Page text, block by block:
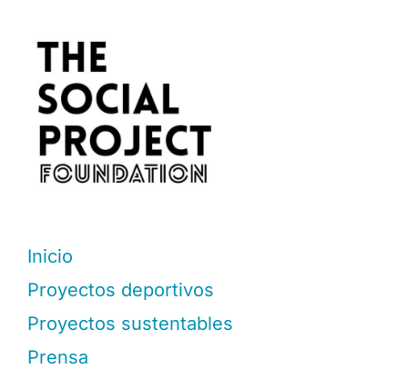
Inicio
Proyectos deportivos
Proyectos sustentables
Prensa